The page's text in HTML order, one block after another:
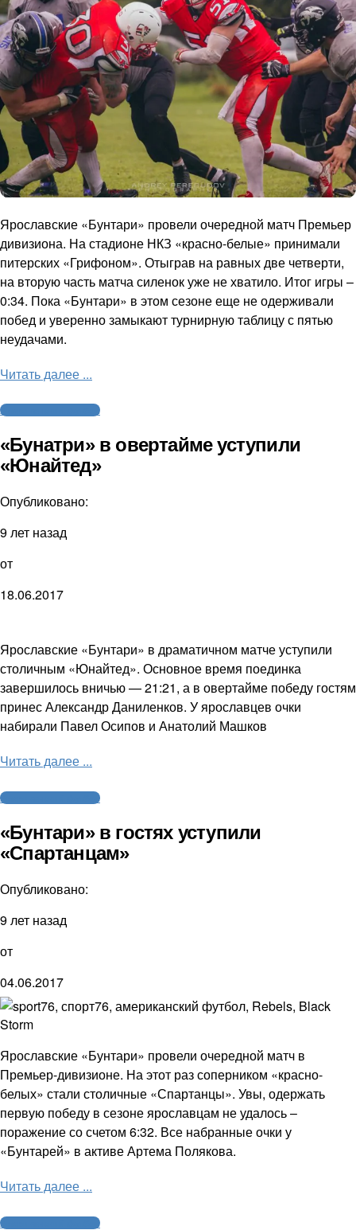
Ярославские «Бунтари» провели очередной матч Премьер
дивизиона. На стадионе НКЗ «красно-белые» принимали
питерских «Грифоном». Отыграв на равных две четверти,
на вторую часть матча силенок уже не хватило. Итог игры –
0:34. Пока «Бунтари» в этом сезоне еще не одерживали
побед и уверенно замыкают турнирную таблицу с пятью
неудачами.
Читать далее ...
Американский футбол
«Бунатри» в овертайме уступили
«Юнайтед»
Опубликовано:
9 лет назад
от
18.06.2017
Ярославские «Бунтари» в драматичном матче уступили
столичным «Юнайтед». Основное время поединка
завершилось вничью — 21:21, а в овертайме победу гостям
принес Александр Даниленков. У ярославцев очки
набирали Павел Осипов и Анатолий Машков
Читать далее ...
Американский футбол
«Бунтари» в гостях уступили
«Спартанцам»
Опубликовано:
9 лет назад
от
04.06.2017
Ярославские «Бунтари» провели очередной матч в
Премьер-дивизионе. На этот раз соперником «красно-
белых» стали столичные «Спартанцы». Увы, одержать
первую победу в сезоне ярославцам не удалось –
поражение со счетом 6:32. Все набранные очки у
«Бунтарей» в активе Артема Полякова.
Читать далее ...
Американский футбол